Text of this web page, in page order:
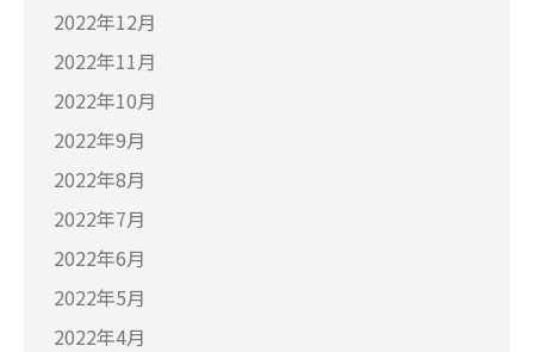
2022年12月
2022年11月
2022年10月
2022年9月
2022年8月
2022年7月
2022年6月
2022年5月
2022年4月